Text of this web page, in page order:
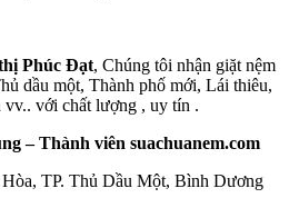
Phúc Đạt, Chúng tôi nhận giặt nệm
dầu một, Thành phố mới, Lái thiêu,
với chất lượng , uy tín .
– Thành viên suachuanem.com
TP. Thủ Dầu Một, Bình Dương